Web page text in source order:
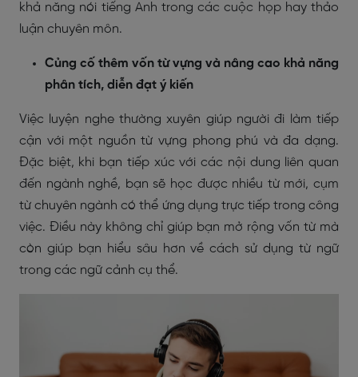
khả năng nói tiếng Anh trong các cuộc họp hay thảo
luận chuyên môn.
Củng cố thêm vốn từ vựng và nâng cao khả năng
phân tích, diễn đạt ý kiến
Việc luyện nghe thường xuyên giúp người đi làm tiếp
cận với một nguồn từ vựng phong phú và đa dạng.
Đặc biệt, khi bạn tiếp xúc với các nội dung liên quan
đến ngành nghề, bạn sẽ học được nhiều từ mới, cụm
từ chuyên ngành có thể ứng dụng trực tiếp trong công
việc. Điều này không chỉ giúp bạn mở rộng vốn từ mà
còn giúp bạn hiểu sâu hơn về cách sử dụng từ ngữ
trong các ngữ cảnh cụ thể.